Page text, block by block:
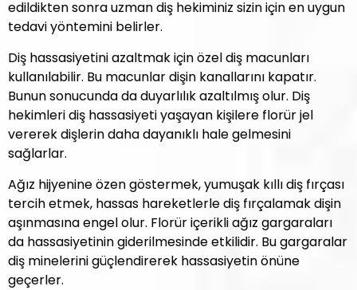
edildikten sonra uzman diş hekiminiz sizin için en uygun
tedavi yöntemini belirler.
Diş hassasiyetini azaltmak için özel diş macunları
kullanılabilir. Bu macunlar dişin kanallarını kapatır.
Bunun sonucunda da duyarlılık azaltılmış olur. Diş
hekimleri diş hassasiyeti yaşayan kişilere florür jel
vererek dişlerin daha dayanıklı hale gelmesini
sağlarlar.
Ağız hijyenine özen göstermek, yumuşak kıllı diş fırçası
tercih etmek, hassas hareketlerle diş fırçalamak dişin
aşınmasına engel olur. Florür içerikli ağız gargaraları
da hassasiyetinin giderilmesinde etkilidir. Bu gargaralar
diş minelerini güçlendirerek hassasiyetin önüne
geçerler.